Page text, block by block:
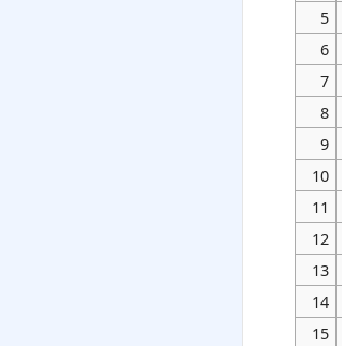
5
6
7
8
9
10
11
12
13
14
15